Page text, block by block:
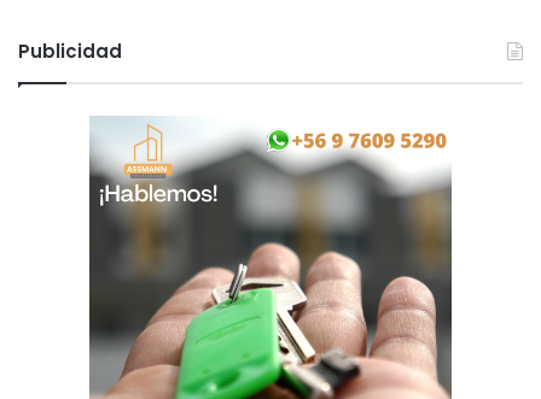
Publicidad